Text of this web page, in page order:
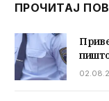
ПРОЧИТАЈ